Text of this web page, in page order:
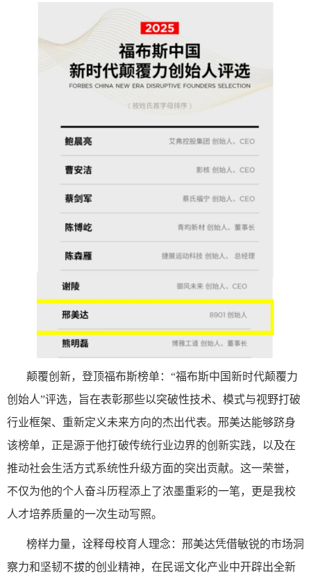
颠覆创新，登顶福布斯榜单： “福布斯中国新时代颠覆力
创始人”评选，旨在表彰那些以突破性技术、模式与视野打破
行业框架、重新定义未来方向的杰出代表。邢美达能够跻身
该榜单，正是源于他打破传统行业边界的创新实践，以及在
推动社会生活方式系统性升级方面的突出贡献。这一荣誉，
不仅为他的个人奋斗历程添上了浓墨重彩的一笔，更是我校
人才培养质量的一次生动写照。
榜样力量，诠释母校育人理念： 邢美达凭借敏锐的市场洞
察力和坚韧不拔的创业精神，在民谣文化产业中开辟出全新